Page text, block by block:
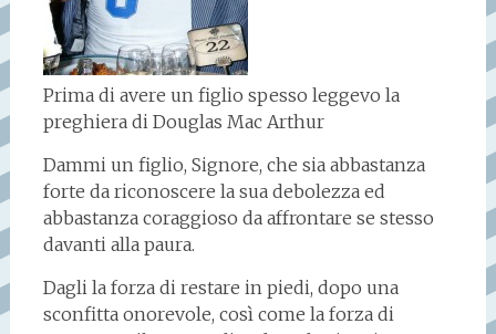
Prima di avere un figlio spesso leggevo la
preghiera di Douglas Mac Arthur
Dammi un figlio, Signore, che sia abbastanza
forte da riconoscere la sua debolezza ed
abbastanza coraggioso da affrontare se stesso
davanti alla paura.
Dagli la forza di restare in piedi, dopo una
sconfitta onorevole, così come la forza di